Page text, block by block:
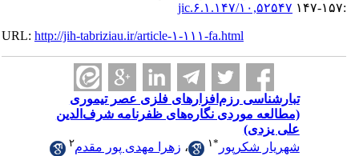
۱۰,۵۲۵۴۷/jic.۶.۱.۱۴۷
URL:http://jih-tabriziau.ir/article-۱-۱۱۱-fa.html
تبارشناسی‌ رزم‌افزارهای‌ فلزی‌ ‌عصر ‌تیموری
(مطالعه ‌موردی ‌نگاره‌های ‌ظفرنامه ‌شرف‌الدین
علی ‌یزدی)
شهریار شکرپور
۱ ،زهرا مهدی پور مقدم